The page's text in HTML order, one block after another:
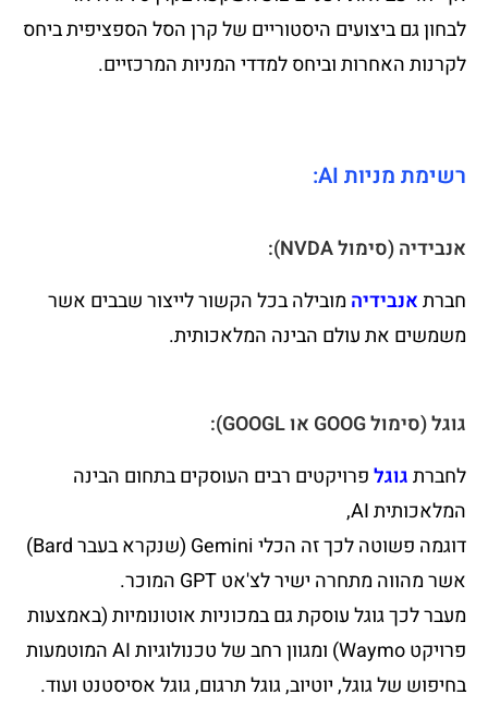
לבחון גם ביצועים היסטוריים של קרן הסל הספציפית ביחס
לקרנות האחרות וביחס למדדי המניות המרכזיים.
רשימת מניות AI:
אנבידיה (סימול NVDA):
חברתאנבידיה מובילה בכל הקשור לייצור שבבים אשר
משמשים את עולם הבינה המלאכותית.
גוגל (סימול GOOG או GOOGL):
לחברתגוגלפרויקטים רבים העוסקים בתחום הבינה
המלאכותית AI,
דוגמה פשוטה לכך זה הכלי Gemini (שנקרא בעבר Bard)
אשר מהווה מתחרה ישיר לצ'אט GPT המוכר.
מעבר לכך גוגל עוסקת גם במכוניות אוטונומיות (באמצעות
פרויקט Waymo) ומגוון רחב של טכנולוגיות AI המוטמעות
בחיפוש של גוגל, יוטיוב, גוגל תרגום, גוגל אסיסטנט ועוד.